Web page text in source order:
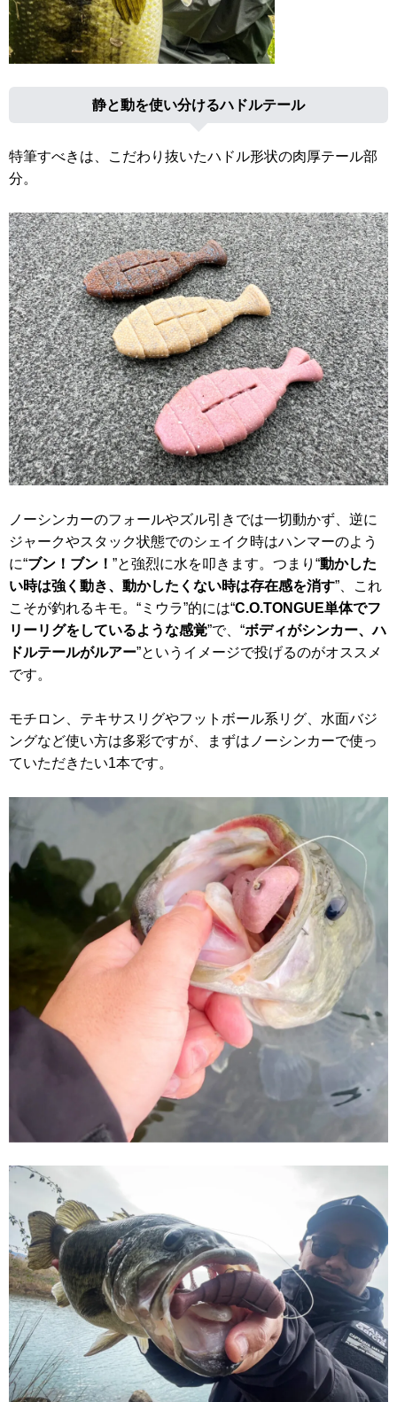
静と動を使い分けるハドルテール
特筆すべきは、こだわり抜いたハドル形状の肉厚テール部
分。
ノーシンカーのフォールやズル引きでは一切動かず、逆に
ジャークやスタック状態でのシェイク時はハンマーのよう
に“ブン！ブン！ ”と強烈に水を叩きます。つまり“動かした
い時は強く動き、動かしたくない時は存在感を消す”、これ
こそが釣れるキモ。“ミウラ”的には“C.O.TONGUE単体でフ
リーリグをしているような感覚”で、“ボディがシンカー、ハ
ドルテールがルアー”というイメージで投げるのがオススメ
です。
モチロン、テキサスリグやフットボール系リグ、水面バジ
ングなど使い方は多彩ですが、まずはノーシンカーで使っ
ていただきたい1本です。